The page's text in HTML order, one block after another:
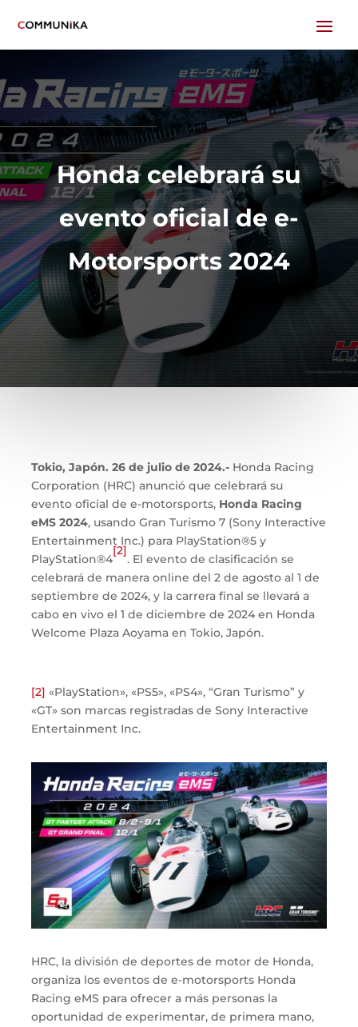
Honda celebrará su
evento oficial de e-
Motorsports 2024
Tokio, Japón. 26 de julio de 2024.- Honda Racing
Corporation (HRC) anunció que celebrará su
evento oficial de e-motorsports, Honda Racing
eMS 2024, usando Gran Turismo 7 (Sony Interactive
Entertainment Inc.) para PlayStation®5 y
PlayStation®4
[2]
. El evento de clasificación se
celebrará de manera online del 2 de agosto al 1 de
septiembre de 2024, y la carrera final se llevará a
cabo en vivo el 1 de diciembre de 2024 en Honda
Welcome Plaza Aoyama en Tokio, Japón.
[2] «PlayStation», «PS5», «PS4», “Gran Turismo” y
«GT» son marcas registradas de Sony Interactive
Entertainment Inc.
HRC, la división de deportes de motor de Honda,
organiza los eventos de e-motorsports Honda
Racing eMS para ofrecer a más personas la
oportunidad de experimentar, de primera mano,